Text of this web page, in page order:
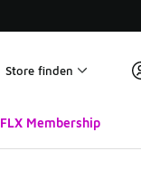
Store finden
FLX Membership